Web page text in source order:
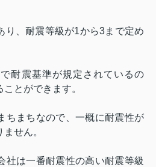
り、耐震等級が1から3まで定め
耐震基準が規定されているの
とができます。
ちまちなので、一概に耐震性が
せん。
社は一番耐震性の高い耐震等級